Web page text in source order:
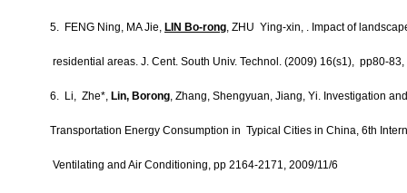
5. FENG Ning, MA Jie, LIN Bo-rong, ZHU Ying-xin, . Impact of
residential areas. J. Cent. South Univ. Technol. (2009) 16(s1), pp80-83,
6. Li, Zhe*, Lin, Borong, Zhang, Shengyuan, Jiang, Yi. Investigation
Transportation Energy Consumption in Typical Cities in China, 6th
Ventilating and Air Conditioning, pp 2164-2171, 2009/11/6